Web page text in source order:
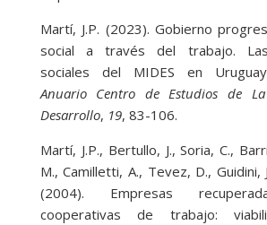
Martí, J.P. (2023). Gobierno
social a través del trabajo.
sociales del MIDES en
Anuario Centro de Estudios de
Desarrollo, 19, 83-106.
Martí, J.P., Bertullo, J., Soria, C.,
M., Camilletti, A., Tevez, D., Guidini,
(2004). Empresas
cooperativas de trabajo: